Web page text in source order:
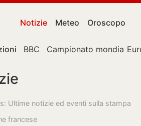
Notizie Meteo Oroscopo
BBC Campionato mondiale
Ultime notizie ed eventi sulla stampa
francese